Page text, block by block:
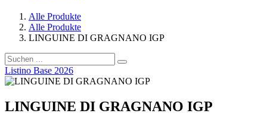
Alle Produkte
Alle Produkte
LINGUINE DI GRAGNANO IGP
Listino Base 2026
LINGUINE DI GRAGNANO IGP